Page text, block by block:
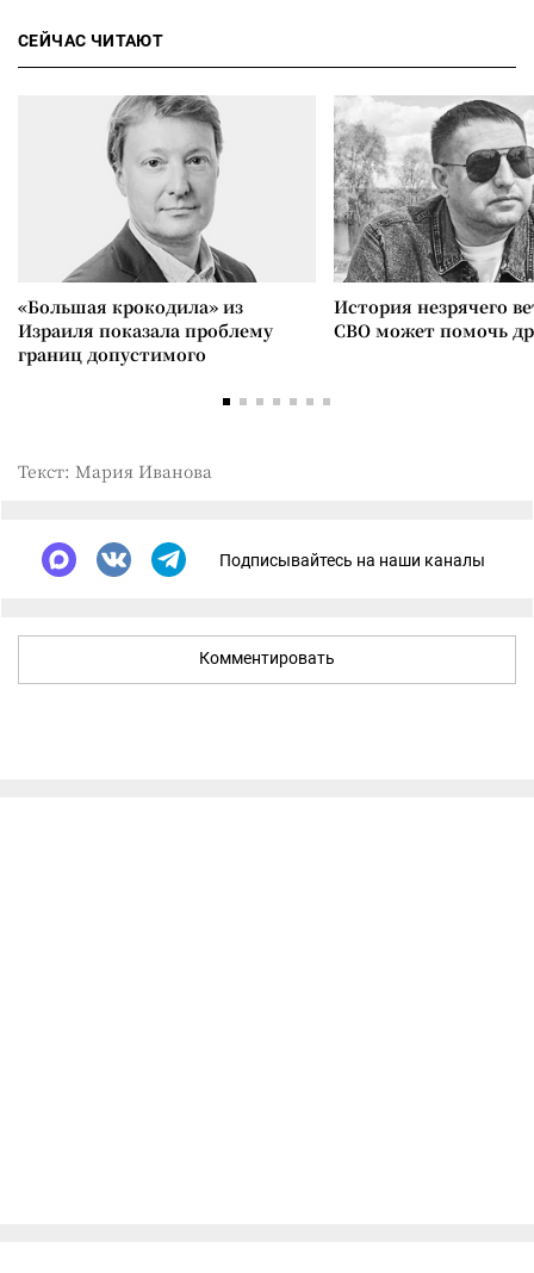
СЕЙЧАС ЧИТАЮТ
«Большая крокодила» из
Израиля показала проблему
границ допустимого
История незрячего
СВО может помочь
Текст: Мария Иванова
Подписывайтесь на наши каналы
Комментировать